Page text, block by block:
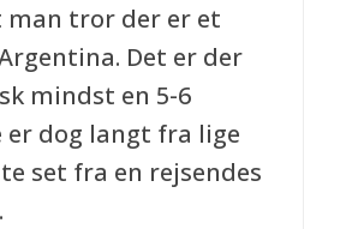
man tror der er et
Det er der
mindst en 5-6
er dog langt fra lige
set fra en rejsendes